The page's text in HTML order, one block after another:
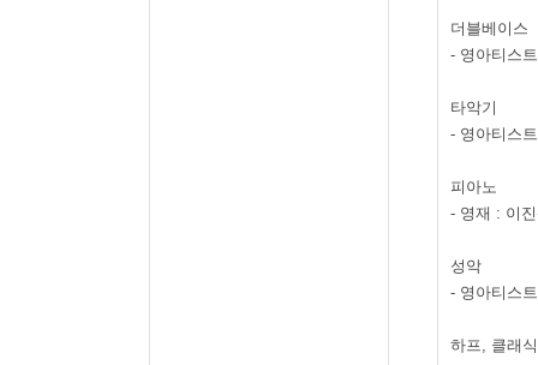
더블베이스
- 영아티스
타악기
- 영아티스
피아노
- 영재 : 이
성악
- 영아티스트
하프, 클래